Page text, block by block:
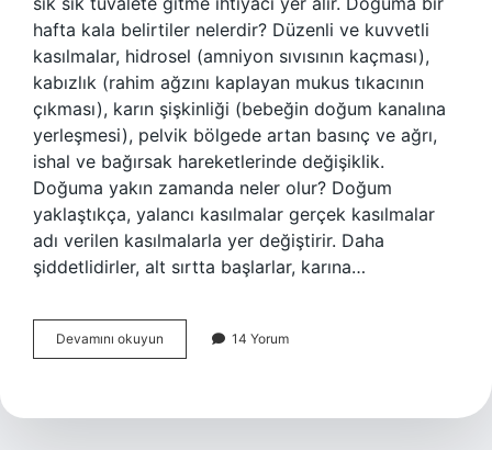
hafta kala belirtiler nelerdir? Düzenli ve kuvvetli
kasılmalar, hidrosel (amniyon sıvısının kaçması),
kabızlık (rahim ağzını kaplayan mukus tıkacının
çıkması), karın şişkinliği (bebeğin doğum kanalına
yerleşmesi), pelvik bölgede artan basınç ve ağrı,
ishal ve bağırsak hareketlerinde değişiklik.
Doğuma yakın zamanda neler olur? Doğum
yaklaştıkça, yalancı kasılmalar gerçek kasılmalar
adı verilen kasılmalarla yer değiştirir. Daha
şiddetlidirler, alt sırtta başlarlar, karına…
Devamını okuyun
Ağrısı
Mi
14 Yorum